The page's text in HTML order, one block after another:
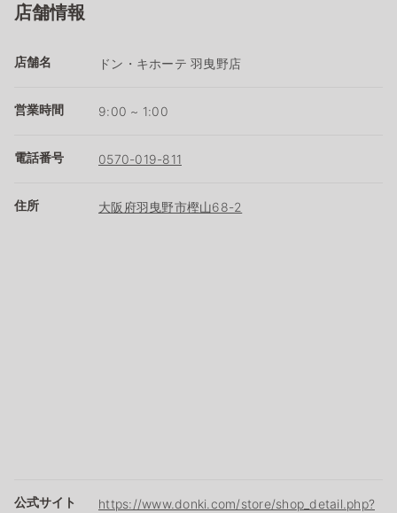
店舗情報
店舗名 ドン・キホーテ 羽曳野店
営業時間 9:00 ~ 1:00
電話番号 0570-019-811
住所 大阪府羽曳野市樫山68-2
公式サイト
https://www.donki.com/store/shop_detail.php?